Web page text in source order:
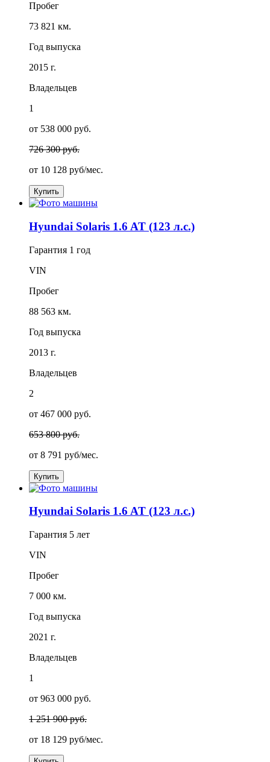
Пробег
73 821 км.
Год выпуска
2015 г.
Владельцев
1
от 538 000 руб.
726 300 руб.
от 10 128 руб/мес.
Купить
Hyundai Solaris 1.6 AT (123 л.с.)
Гарантия 1 год
VIN
Пробег
88 563 км.
Год выпуска
2013 г.
Владельцев
2
от 467 000 руб.
653 800 руб.
от 8 791 руб/мес.
Купить
Hyundai Solaris 1.6 AT (123 л.с.)
Гарантия 5 лет
VIN
Пробег
7 000 км.
Год выпуска
2021 г.
Владельцев
1
от 963 000 руб.
1 251 900 руб.
от 18 129 руб/мес.